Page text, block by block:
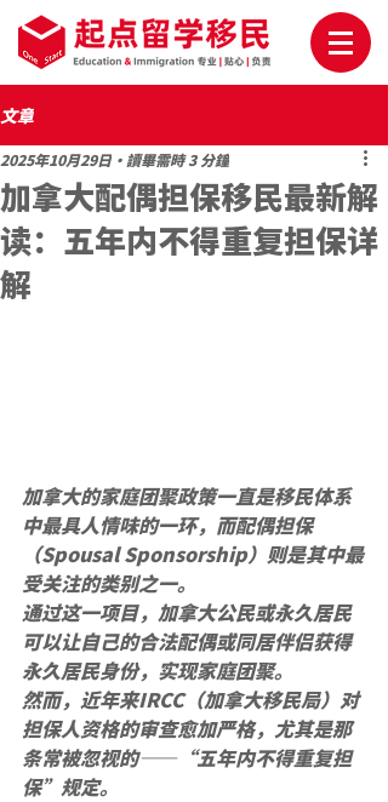
文章
加拿大配偶担保移民最新解
读：五年内不得重复担保详
解
2025年10月29日 讀畢需時 3 分鐘
加拿大的家庭团聚政策一直是移民体系
中最具人情味的一环，而配偶担保
（Spousal Sponsorship） 则是其中最
受关注的类别之一。
通过这一项目，加拿大公民或永久居民
可以让自己的合法配偶或同居伴侣获得
永久居民身份，实现家庭团聚。
然而，近年来IRCC（加拿大移民局）对
担保人资格的审查愈加严格，尤其是那
条常被忽视的——“五年内不得重复担
保”规定。